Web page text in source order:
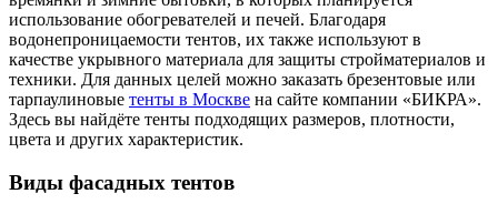
использование обогревателей и печей. Благодаря
водонепроницаемости тентов, их также используют в
качестве укрывного материала для защиты стройматериалов и
техники. Для данных целей можно заказать брезентовые или
тарпаулиновые тенты в Москве на сайте компании «БИКРА».
Здесь вы найдёте тенты подходящих размеров, плотности,
цвета и других характеристик.
Виды фасадных тентов